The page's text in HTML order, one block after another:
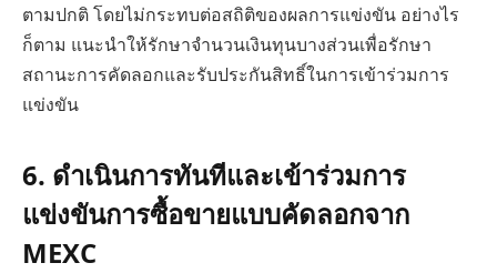
ตามปกติ โดยไม่กระทบต่อสถิติของผลการแข่งขัน อย่างไร
ก็ตาม แนะนำให้รักษาจำนวนเงินทุนบางส่วนเพื่อรักษา
สถานะการคัดลอกและรับประกันสิทธิ์ในการเข้าร่วมการ
แข่งขัน
6. ดำเนินการทันทีและเข้าร่วมการ
แข่งขันการซื้อขายแบบคัดลอกจาก
MEXC